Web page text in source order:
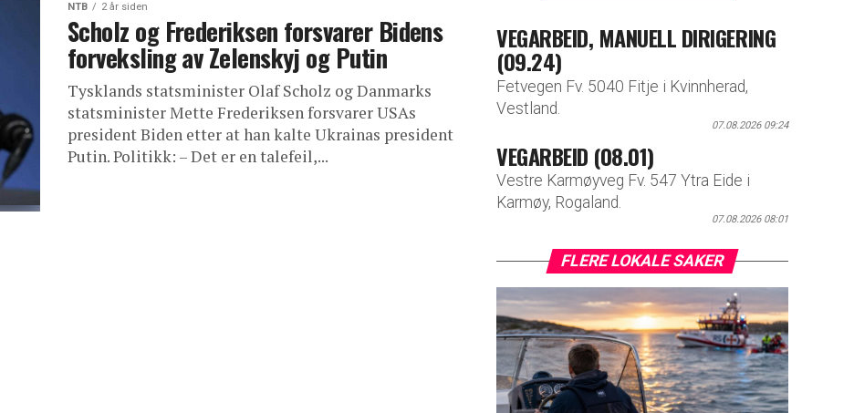
NTB 2 år siden
Scholz og Frederiksen forsvarer Bidens
forveksling av Zelenskyj og Putin
Tysklands statsminister Olaf Scholz og Danmarks
statsminister Mette Frederiksen forsvarer USAs
president Biden etter at han kalte Ukrainas president
Putin. Politikk: – Det er en talefeil,...
VEGARBEID, MANUELL DIRIGERING
(09.24)
Fetvegen Fv. 5040 Fitje i Kvinnherad,
Vestland.
07.08.2026 09:24
VEGARBEID (08.01)
Vestre Karmøyveg Fv. 547 Ytra Eide i
Karmøy, Rogaland.
07.08.2026 08:01
FLERE LOKALE SAKER